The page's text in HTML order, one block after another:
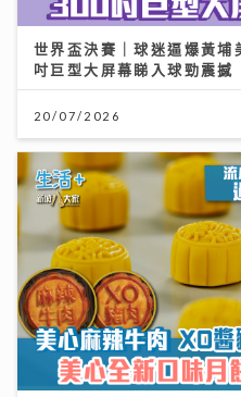
世界盃決賽｜球迷逼爆黃
吋巨型大屏幕睇入球勁震撼
20/07/2026